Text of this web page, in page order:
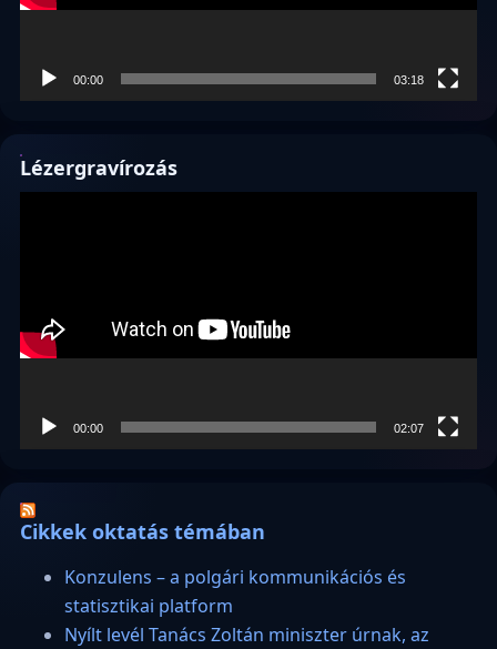
00:00 03:18
Lézergravírozás
00:00 02:07
Cikkek oktatás témában
Konzulens – a polgári kommunikációs és
statisztikai platform
Nyílt levél Tanács Zoltán miniszter úrnak, az